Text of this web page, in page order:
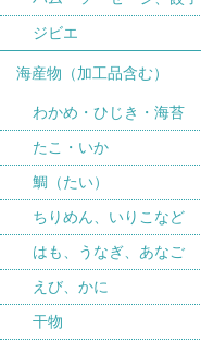
ジビエ
海産物（加工品含む）
わかめ・ひじき・海苔
たこ・いか
鯛（たい）
ちりめん、いりこなど
はも、うなぎ、あなご
えび、かに
干物